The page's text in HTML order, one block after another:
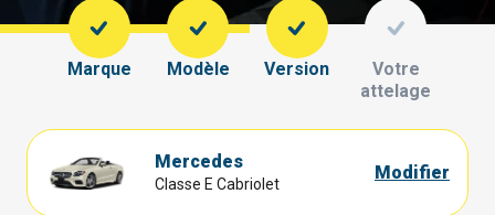
Marque Modèle Version
Votre
attelage
Mercedes
Classe E Cabriolet
Modifier